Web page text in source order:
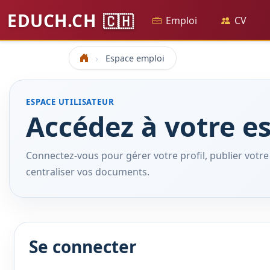
EDUCH.CH 🇨🇭 Emploi CV
Accueil Espace emploi
ESPACE UTILISATEUR
Accédez à votre
Connectez-vous pour gérer votre profil, publier
centraliser vos documents.
Se connecter